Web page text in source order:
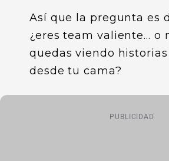
Así que la pregunta es
¿eres team valiente… o
quedas viendo
desde tu cama?
PUBLICIDAD